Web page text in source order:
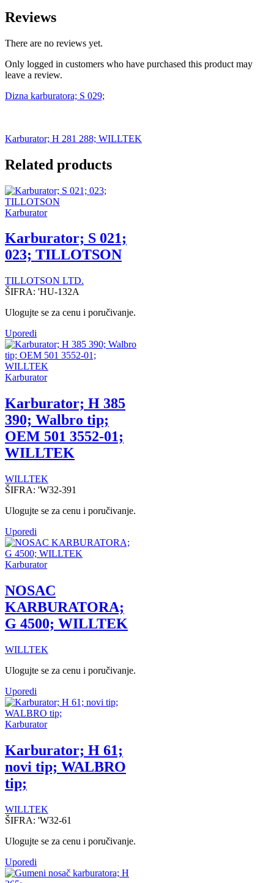
Reviews
There are no reviews yet.
Only logged in customers who have purchased this product may
leave a review.
Dizna karburatora; S 029;
Karburator; H 281 288; WILLTEK
Related products
Karburator
Karburator; S 021;
023; TILLOTSON
TILLOTSON LTD.
ŠIFRA: 'HU-132A
Ulogujte se za cenu i poručivanje.
Uporedi
Karburator
Karburator; H 385
390; Walbro tip;
OEM 501 3552-01;
WILLTEK
WILLTEK
ŠIFRA: 'W32-391
Ulogujte se za cenu i poručivanje.
Uporedi
Karburator
NOSAC
KARBURATORA;
G 4500; WILLTEK
WILLTEK
Ulogujte se za cenu i poručivanje.
Uporedi
Karburator
Karburator; H 61;
novi tip; WALBRO
tip;
WILLTEK
ŠIFRA: 'W32-61
Ulogujte se za cenu i poručivanje.
Uporedi